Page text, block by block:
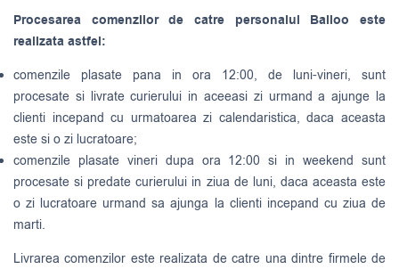
Procesarea comenzilor de catre personalul Balloo este
realizata astfel:
comenzile plasate pana in ora 12:00, de luni-vineri, sunt
procesate si livrate curierului in aceeasi zi urmand a ajunge la
clienti incepand cu urmatoarea zi calendaristica, daca aceasta
este si o zi lucratoare;
comenzile plasate vineri dupa ora 12:00 si in weekend sunt
procesate si predate curierului in ziua de luni, daca aceasta este
o zi lucratoare urmand sa ajunga la clienti incepand cu ziua de
marti.
Livrarea comenzilor este realizata de catre una dintre firmele de